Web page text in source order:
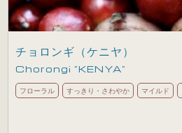
チョロンギ（ケニヤ）
Chorongi ”KENYA”
フローラル すっきり・さわやか マイルド